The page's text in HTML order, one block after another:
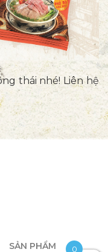
thái nhé! Liên hệ
SẢN PHẨM 0